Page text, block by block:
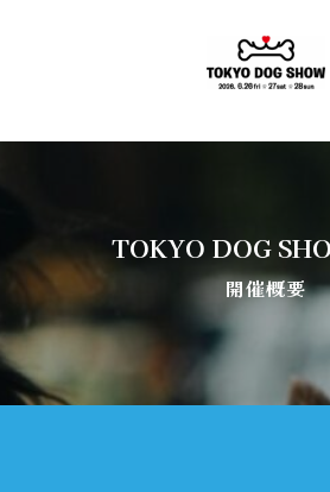
ニュース
TOKYO DOG
開催概要